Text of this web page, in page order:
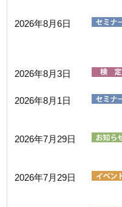
2026年8月6日
2026年8月3日
2026年8月1日
2026年7月29日
2026年7月29日